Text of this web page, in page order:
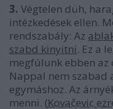
3. Végtelen düh,
intézkedések ellen.
rendszabály: Az
szabd kinyitni. Ez a
megfúlunk ebben az
Nappal nem szabad
egymáshoz. Az
menni. (Kovačevic